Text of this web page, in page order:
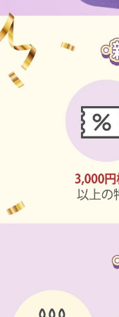
ケア用品
EYEしてる
カスタマーサービス
ショッピングガイド
アプリダウンロード